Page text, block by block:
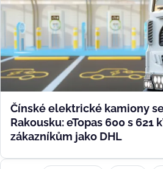
Čínské elektrické kamiony
Rakousku: eTopas 600 s
zákazníkům jako DHL